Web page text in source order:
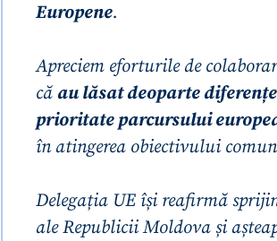
Europene.
Apreciem eforturile de
că au lăsat deoparte
prioritate parcursului
în atingerea obiectivului
Delegația UE își reafirmă
ale Republicii Moldova și
ȘTIREA MEA